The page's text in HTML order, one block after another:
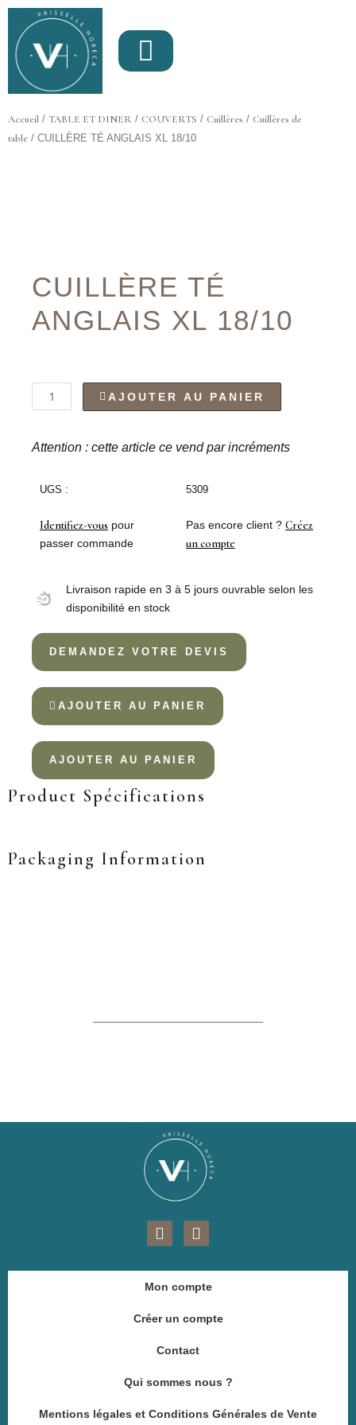
Aller
contenu
Accueil / TABLE ET DINER / COUVERTS / Cuillères / Cuillères de
table / CUILLÈRE TÉ ANGLAIS XL 18/10
CUILLÈRE TÉ
ANGLAIS XL 18/10
quantité
de
TÉ
XL
AJOUTER AU PANIER
Attention : cette article ce vend par incréments
UGS :
Identifiez-vous pour
passer commande
5309
Pas encore client ? Créez
un compte
Livraison rapide en 3 à 5 jours ouvrable selon les
disponibilité en stock
DEMANDEZ VOTRE DEVIS
AJOUTER AU PANIER
AJOUTER AU PANIER
Product Spécifications
Packaging Information
F
a
e
b
o
I
n
t
a
r
m
Mon compte
Créer un compte
Contact
Qui sommes nous ?
Mentions légales et Conditions Générales de Vente